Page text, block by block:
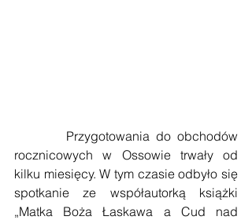
rocznicowych w Ossowie trwały od
kilku miesięcy. W tym czasie odbyło się
spotkanie ze współautorką książki
„Matka Boża Łaskawa a Cud nad